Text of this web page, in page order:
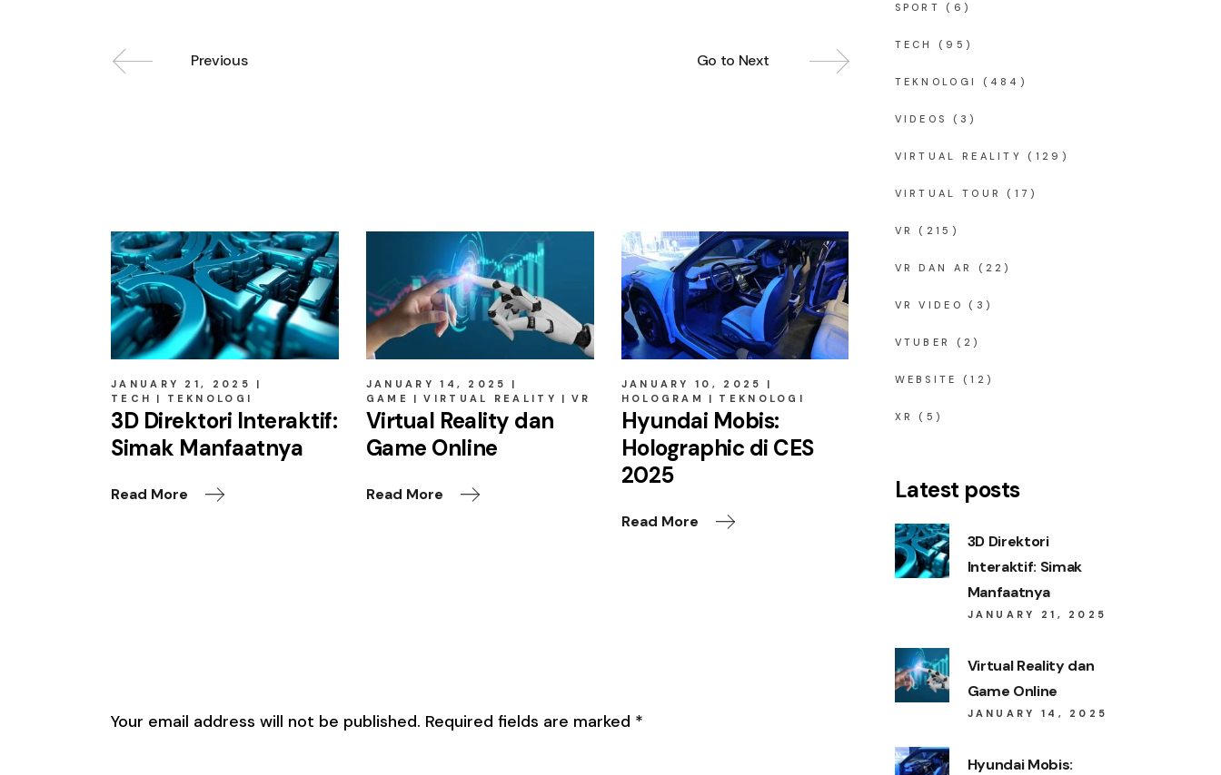
Previous Go to Next
JANUARY 21, 2025
TECH
TEKNOLOGI
3D Direktori Interaktif:
Simak Manfaatnya
Read More
JANUARY 14, 2025
GAME
VIRTUAL REALITY VR
Virtual Reality dan
Game Online
Read More
JANUARY 10, 2025
HOLOGRAM
TEKNOLOGI
Hyundai Mobis:
Holographic di CES
2025
Read More
Your email address will not be published. Required fields are marked *
SPORT (6)
TECH (95)
TEKNOLOGI (484)
VIDEOS (3)
VIRTUAL REALITY (129)
VIRTUAL TOUR (17)
VR (215)
VR DAN AR (22)
VR VIDEO (3)
VTUBER (2)
WEBSITE (12)
XR (5)
Latest posts
3D Direktori
Interaktif: Simak
Manfaatnya
JANUARY 21, 2025
Virtual Reality dan
Game Online
JANUARY 14, 2025
Hyundai Mobis: